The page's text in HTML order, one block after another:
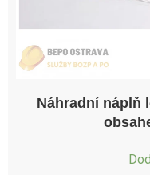
Náhradní náplň